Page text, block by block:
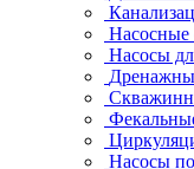
Насосные
Насосы
Насосы